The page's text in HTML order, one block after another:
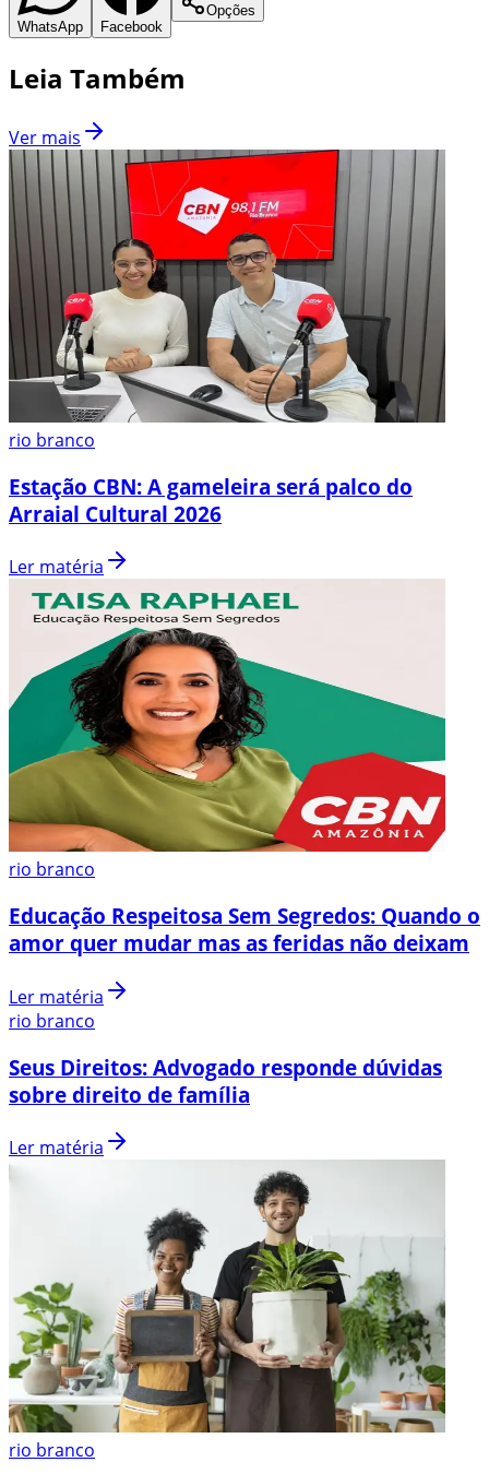
WhatsApp Facebook
Opções
Leia Também
Ver mais
rio branco
Estação CBN: A gameleira será palco do
Arraial Cultural 2026
Ler matéria
rio branco
Educação Respeitosa Sem Segredos: Quando o
amor quer mudar mas as feridas não deixam
Ler matéria
rio branco
Seus Direitos: Advogado responde dúvidas
sobre direito de família
Ler matéria
rio branco